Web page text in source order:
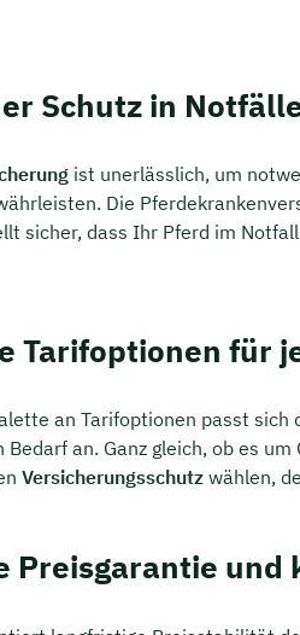
Schutz in
ist unerlässlich, um
Die
sicher, dass Ihr Pferd im
Tarifoptionen für
an Tarifoptionen passt sich
an. Ganz gleich, ob es
Versicherungsschutz wählen,
Preisgarantie und